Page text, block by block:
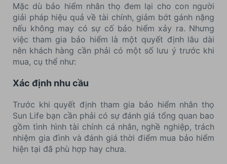
Mặc dù bảo hiểm nhân thọ đem lại cho con người
giải pháp hiệu quả về tài chính, giảm bớt gánh nặng
nếu không may có sự cố bảo hiểm xảy ra. Nhưng
việc tham gia bảo hiểm là một quyết định lâu dài
nên khách hàng cần phải có một số lưu ý trước khi
mua, cụ thể như:
Xác định nhu cầu
Trước khi quyết định tham gia bảo hiểm nhân thọ
Sun Life bạn cần phải có sự đánh giá tổng quan bao
gồm tình hình tài chính cá nhân, nghề nghiệp, trách
nhiệm gia đình và đánh giá thời điểm mua bảo hiểm
hiện tại đã phù hợp hay chưa.